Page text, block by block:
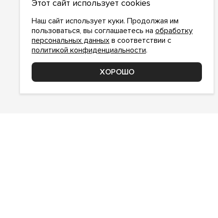
О компании
Как сделать заказ
Условия работы
Доставка и оплата
Возврат
Этот сайт использует cookies
Наш сайт использует куки. Продолжая им
пользоваться, вы соглашаетесь на обработку
персональных данных в соответствии с
политикой конфиденциальности.
ХОРОШО